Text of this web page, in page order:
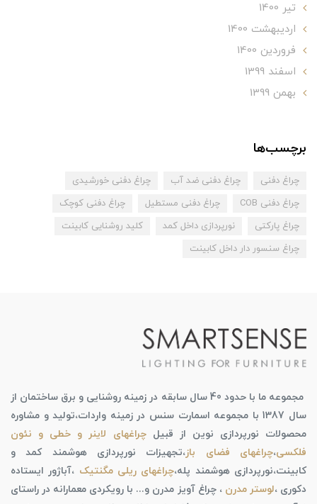
تير 1400
ارديبهشت 1400
فروردین 1400
اسفند 1399
بهمن 1399
برچسب‌ها
چراغ دفنی چراغ دفنی ضد آب
چراغ دفنی خورشیدی
چراغ دفنی COB
چراغ دفنی مستطیل
چراغ دفنی کوچک
چراغ پارکتی
نورپردازی داخل کمد
کلید روشنایی کابینت
چراغ سنسور دار داخل کابینت
مجموعه ما با حدود 40 سال سابقه در زمینه روشنایی و برق ساختمان از
سال 1387 با مجموعه اسمارت سنس در زمینه واردات،تولید و مشاوره
محصولات نورپردازی نوین از قبیلچراغهای لاینر و خطی و نئون
فلکسی،چراغهای فضای باز،تجهیزات نورپردازی هوشمند کمد و
کابینت،نورپردازی هوشمند پله،چراغهای ریلی مگنتیک ،آباژور ایستاده
دکوری ،لوستر مدرن ، چراغ آویز مدرن و... با رویکردی معمارانه در راستای